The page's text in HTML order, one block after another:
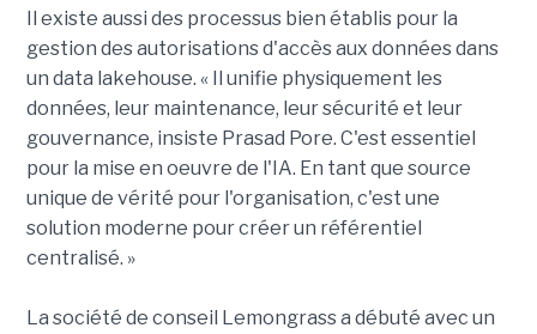
Il existe aussi des processus bien établis pour la
gestion des autorisations d'accès aux données dans
un data lakehouse. « Il unifie physiquement les
données, leur maintenance, leur sécurité et leur
gouvernance, insiste Prasad Pore. C'est essentiel
pour la mise en oeuvre de l'IA. En tant que source
unique de vérité pour l'organisation, c'est une
solution moderne pour créer un référentiel
centralisé. »
La société de conseil Lemongrass a débuté avec un